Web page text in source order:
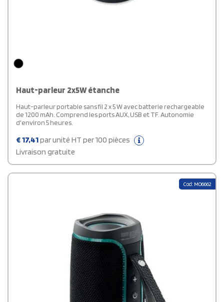
Haut-parleur 2x5W étanche
Haut-parleur portable sans fil 2 x 5 W avec batterie rechargeable
de 1200 mAh. Comprend les ports AUX, USB et TF. Autonomie
d'environ 5 heures.
€17,41par unité HT per 100 pièces
Livraison gratuite
Cod: MO6662